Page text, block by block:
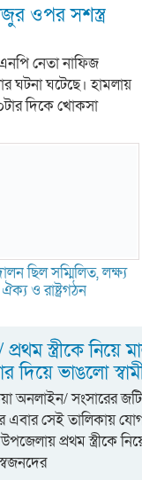
ওপর সশস্ত্র
নেতা নাফিজ
ঘটনা ঘটেছে। হামলায়
দিকে খোকসা
ছিল সম্মিলিত, লক্ষ্য
ও রাষ্ট্রগঠন
প্রথম স্ত্রীকে নিয়ে
দিয়ে ভাঙলো
অনলাইন/
সেই তালিকায়
প্রথম স্ত্রীকে
স্বজনদের